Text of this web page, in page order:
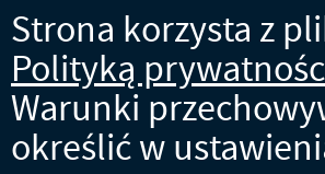
Strona korzysta z
Polityką
Warunki
określić w